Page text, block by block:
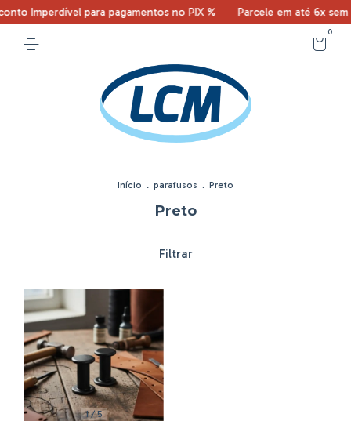
Imperdível para pagamentos no PIX % Parcele em até 6x sem
0
Início . parafusos . Preto
Preto
Filtrar
1/5